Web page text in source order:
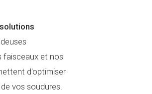
faisceaux et nos
d'optimiser
vos soudures.